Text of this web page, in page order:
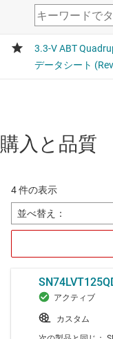
購入と品質